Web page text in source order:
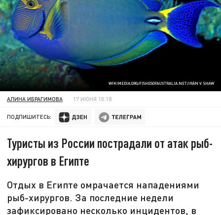
WIKIMEDIA.ORG/FISHESOFAUSTRALIA.NET/IRÁN V. SHAW
АЛИНА ИБРАГИМОВА 17 ИЮНЯ 10:18
ПОДПИШИТЕСЬ:
Туристы из России пострадали от атак рыб-
хирургов в Египте
Отдых в Египте омрачается нападениями
рыб-хирургов. За последние недели
зафиксировано несколько инцидентов, в